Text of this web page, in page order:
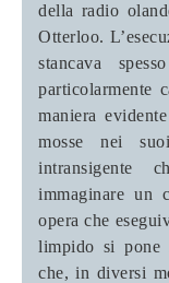
della radio
Otterloo.
stancava
particolarmente
maniera
mosse nei
intransigente
immaginare un
opera che
limpido si pone
che, in diversi